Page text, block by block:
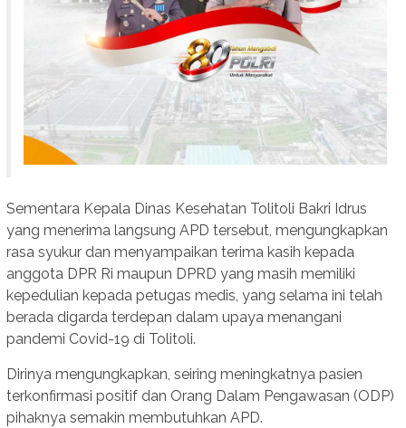
Sementara Kepala Dinas Kesehatan Tolitoli Bakri Idrus
yang menerima langsung APD tersebut, mengungkapkan
rasa syukur dan menyampaikan terima kasih kepada
anggota DPR Ri maupun DPRD yang masih memiliki
kepedulian kepada petugas medis, yang selama ini telah
berada digarda terdepan dalam upaya menangani
pandemi Covid-19 di Tolitoli.
Dirinya mengungkapkan, seiring meningkatnya pasien
terkonfirmasi positif dan Orang Dalam Pengawasan (ODP)
pihaknya semakin membutuhkan APD.